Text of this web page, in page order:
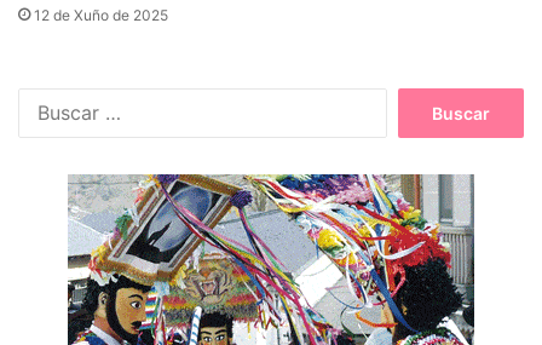
12 de Xuño de 2025
c
a
r
: